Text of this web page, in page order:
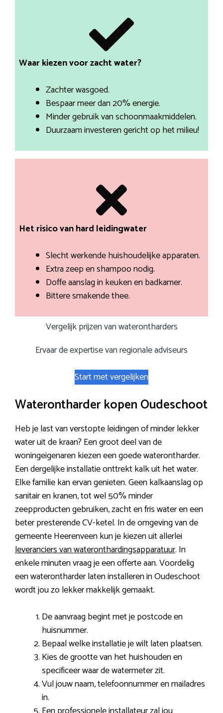
Waar kiezen voor zacht water?
Zachter wasgoed.
Bespaar meer dan 20% energie.
Minder gebruik van schoonmaakmiddelen.
Duurzaam investeren gericht op het milieu!
Het risico van hard leidingwater
Slecht werkende huishoudelijke apparaten.
Extra zeep en shampoo nodig.
Doffe aanslag in keuken en badkamer.
Bittere smakende thee.
Vergelijk prijzen van waterontharders
Ervaar de expertise van regionale adviseurs
Start met vergelijken
Waterontharder kopen Oudeschoot
Heb je last van verstopte leidingen of minder lekker
water uit de kraan? Een groot deel van de
woningeigenaren kiezen een goede waterontharder.
Een dergelijke installatie onttrekt kalk uit het water.
Elke familie kan ervan genieten. Geen kalkaanslag op
sanitair en kranen, tot wel 50% minder
zeepproducten gebruiken, zacht en fris water en een
beter presterende CV-ketel. In de omgeving van de
gemeente Heerenveen kun je kiezen uit allerlei
leveranciers van wateronthardingsapparatuur. In
enkele minuten vraag je een offerte aan. Voordelig
een waterontharder laten installeren in Oudeschoot
wordt jou zo lekker makkelijk gemaakt.
De aanvraag begint met je postcode en
huisnummer.
Bepaal welke installatie je wilt laten plaatsen.
Kies de grootte van het huishouden en
specificeer waar de watermeter zit.
Vul jouw naam, telefoonnummer en mailadres
in.